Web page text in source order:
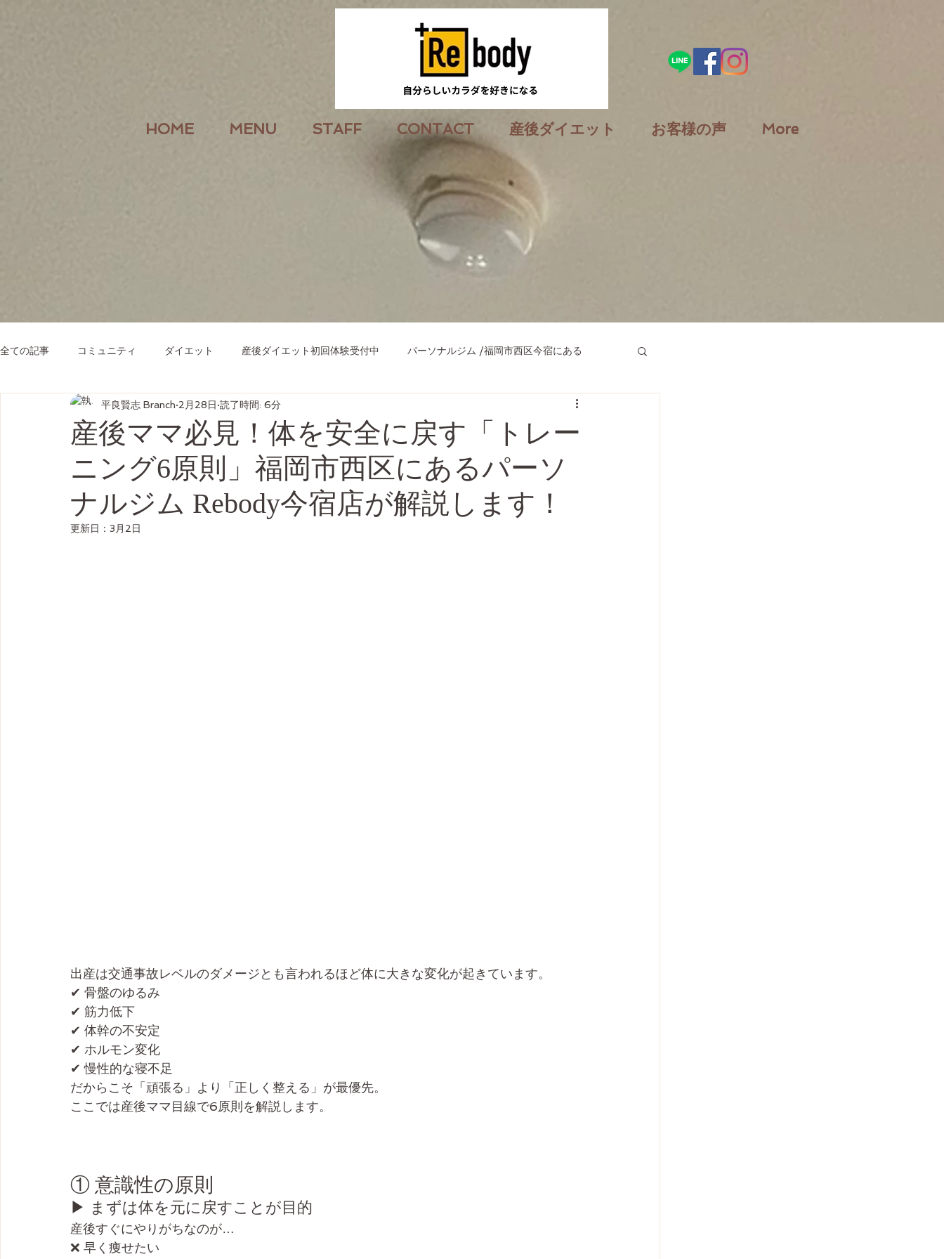
HOME MENU STAFF CONTACT 産後ダイエット お客様の声 More
全ての記事 コミュニティ ダイエット 産後ダイエット初回体験受付中 パーソナルジム /福岡市西区今宿にある
産後ママ必見！体を安全に戻す「トレー
ニング6原則」福岡市西区にあるパーソ
ナルジム Rebody今宿店が解説します！
平良賢志 Branch 2月28日 読了時間: 6分
更新日： 3月2日
出産は交通事故レベルのダメージとも言われるほど体に大きな変化が起きています。
✔ 骨盤のゆるみ
✔ 筋力低下
✔ 体幹の不安定
✔ ホルモン変化
✔ 慢性的な寝不足
だからこそ「頑張る」より「正しく整える」が最優先。
ここでは産後ママ目線で6原則を解説します。
① 意識性の原則
▶ まずは体を元に戻すことが目的
産後すぐにやりがちなのが…
❌ 早く痩せたい